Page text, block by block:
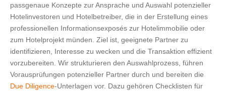
passgenaue Konzepte zur Ansprache und Auswahl potenzieller
Hotelinvestoren und Hotelbetreiber, die in der Erstellung eines
professionellen Informationsexposés zur Hotelimmobilie oder
zum Hotelprojekt münden. Ziel ist, geeignete Partner zu
identifizieren, Interesse zu wecken und die Transaktion effizient
vorzubereiten. Wir strukturieren den Auswahlprozess, führen
Vorausprüfungen potenzieller Partner durch und bereiten die
Due Diligence‑Unterlagen vor. Dazu gehören Checklisten für